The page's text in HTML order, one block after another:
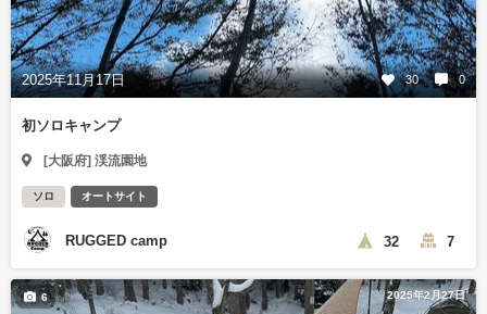
2025年11月17日 30 0
初ソロキャンプ
[大阪府] 渓流園地
ソロ オートサイト
RUGGED camp 32 7
2025年2月27日
6